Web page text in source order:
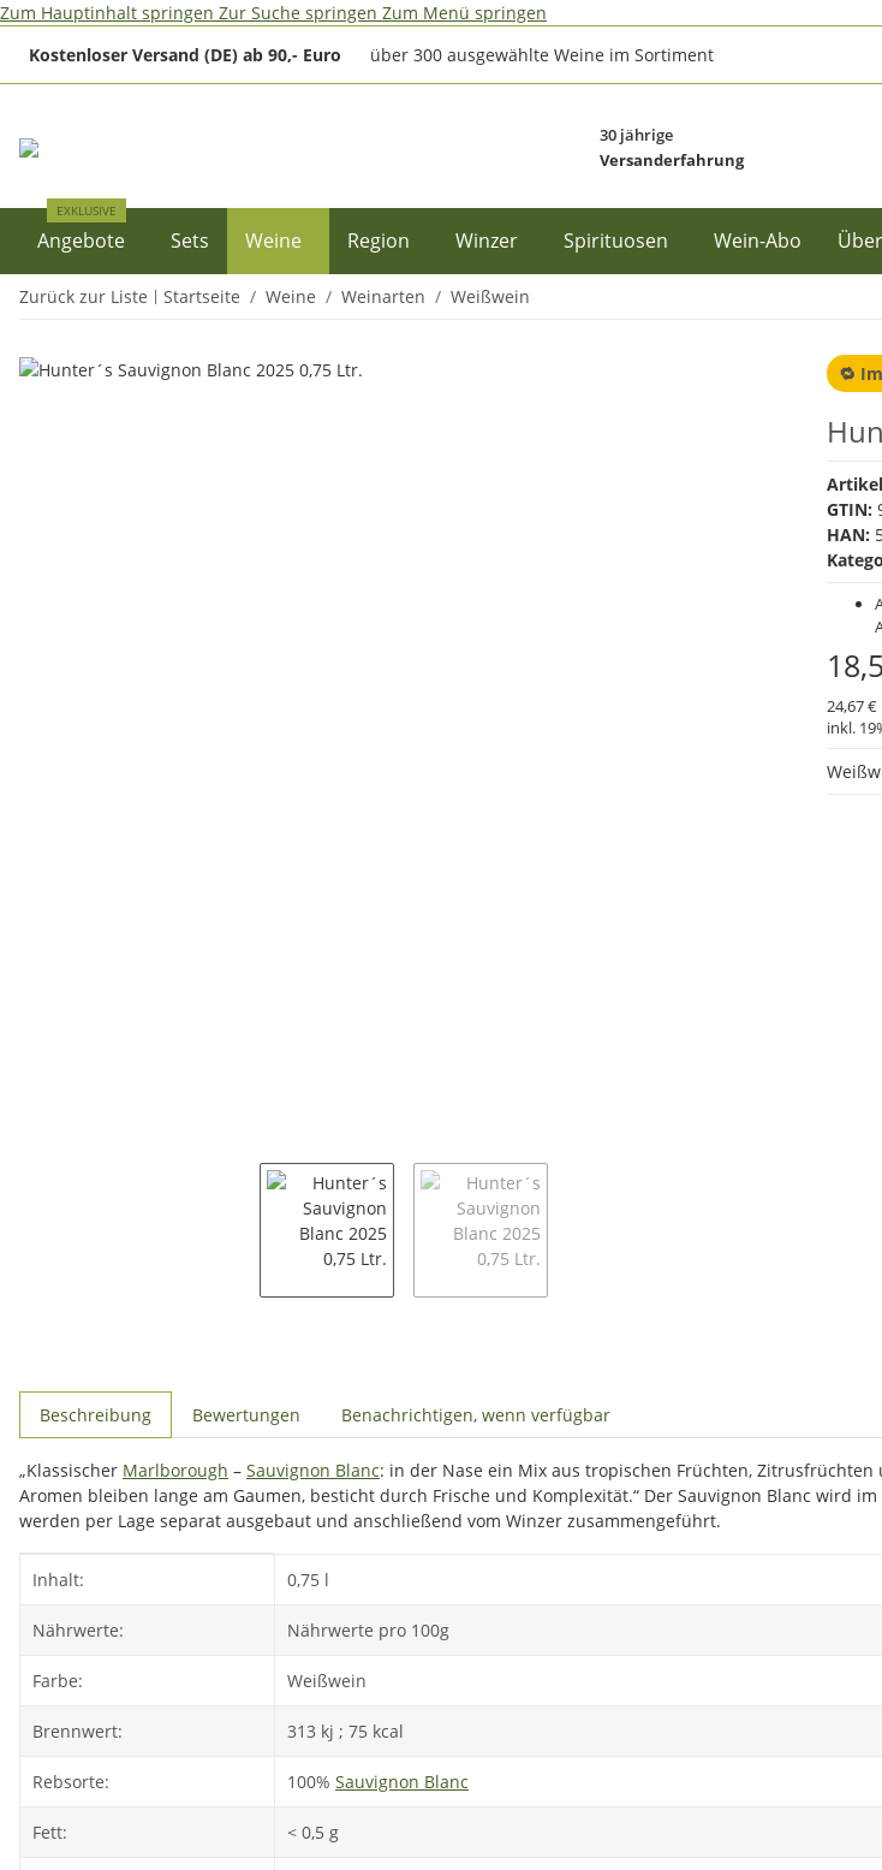
Zum Hauptinhalt springen Zur Suche springen Zum Menü springen
Kostenloser Versand (DE) ab 90,- Euro
über 300 ausgewählte Weine im Sortiment
30 jährige
Versanderfahrung
Angebote
EXKLUSIVE
Sets Weine Region Winzer Spirituosen Wein-Abo
Zurück zur Liste Startseite Weine Weinarten Weißwein
🔁
GTIN:
HAN:
24,67
inkl.
weitere Registerkarten anzeigen
Beschreibung Bewertungen Benachrichtigen, wenn verfügbar
„Klassischer Marlborough – Sauvignon Blanc: in der Nase ein Mix aus tropischen Früchten,
Aromen bleiben lange am Gaumen, besticht durch Frische und Komplexität.“ Der Sauvignon Blanc wird
werden per Lage separat ausgebaut und anschließend vom Winzer zusammengeführt.
Inhalt: 0,75 l
Nährwerte: Nährwerte pro 100g
Farbe: Weißwein
Brennwert: 313 kj ; 75 kcal
Rebsorte: 100% Sauvignon Blanc
Fett: < 0,5 g